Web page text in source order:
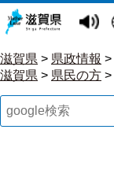
滋賀県 > 県政情報 >
滋賀県 > 県民の方 >